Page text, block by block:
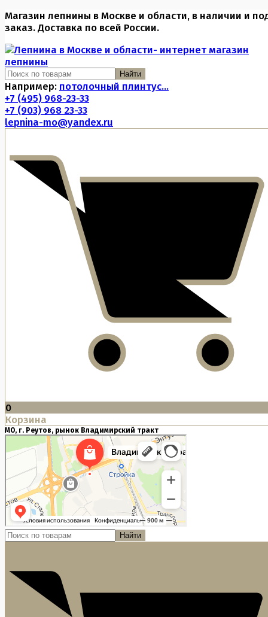
Магазин лепнины в Москве и области, в наличии и
заказ. Доставка по всей России.
Найти
Например: потолочный плинтус...
+7 (495) 968-23-33
+7 (903) 968 23-33
lepnina-mo@yandex.ru
0
Корзина
МО, г. Реутов, рынок Владимирский тракт
Найти